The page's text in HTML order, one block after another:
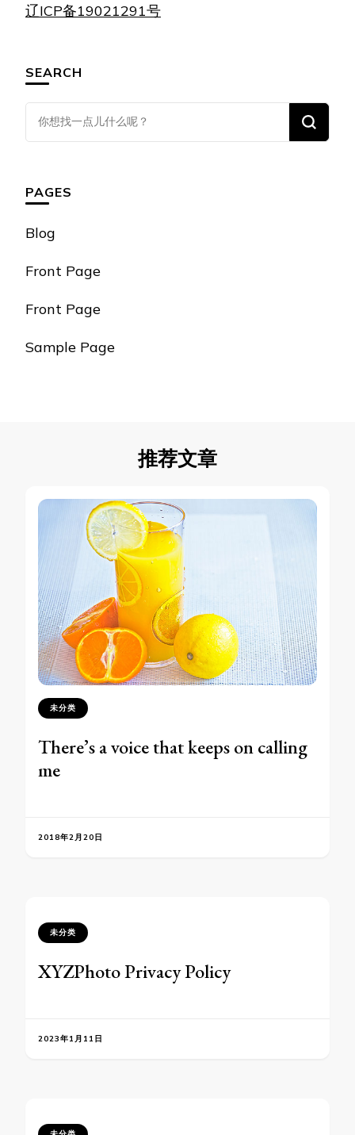
辽ICP备19021291号
SEARCH
什
西
吗?
PAGES
Blog
Front Page
Front Page
Sample Page
推荐文章
未分类
There’s a voice that keeps on calling
me
2018年2月20日
未分类
XYZPhoto Privacy Policy
2023年1月11日